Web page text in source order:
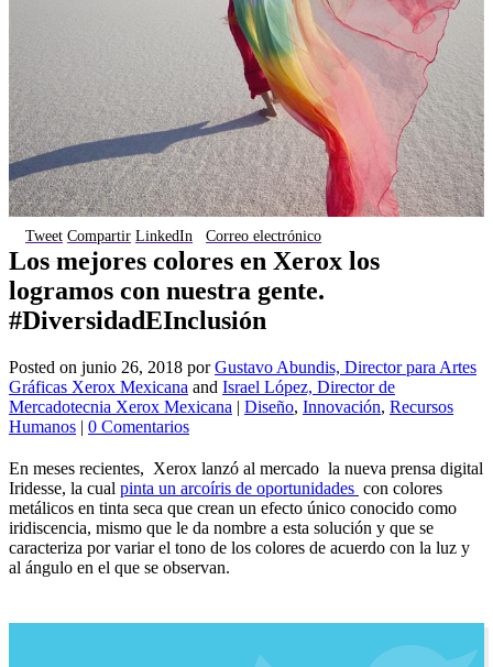
Tweet Compartir LinkedIn Correo electrónico
Los mejores colores en Xerox los
logramos con nuestra gente.
#DiversidadEInclusión
Posted on junio 26, 2018 porGustavo Abundis, Director para Artes
Gráficas Xerox Mexicana and Israel López, Director de
Mercadotecnia Xerox Mexicana | Diseño, Innovación, Recursos
Humanos | 0 Comentarios
En meses recientes, Xerox lanzó al mercado la nueva prensa digital
Iridesse, la cual pinta un arcoíris de oportunidades con colores
metálicos en tinta seca que crean un efecto único conocido como
iridiscencia, mismo que le da nombre a esta solución y que se
caracteriza por variar el tono de los colores de acuerdo con la luz y
al ángulo en el que se observan.